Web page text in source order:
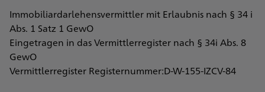
Immobiliardarlehensvermittler mit Erlaubnis nach § 34 i
Abs. 1 Satz 1 GewO
Eingetragen in das Vermittlerregister nach § 34i Abs. 8
GewO
Vermittlerregister Registernummer:D-W-155-IZCV-84